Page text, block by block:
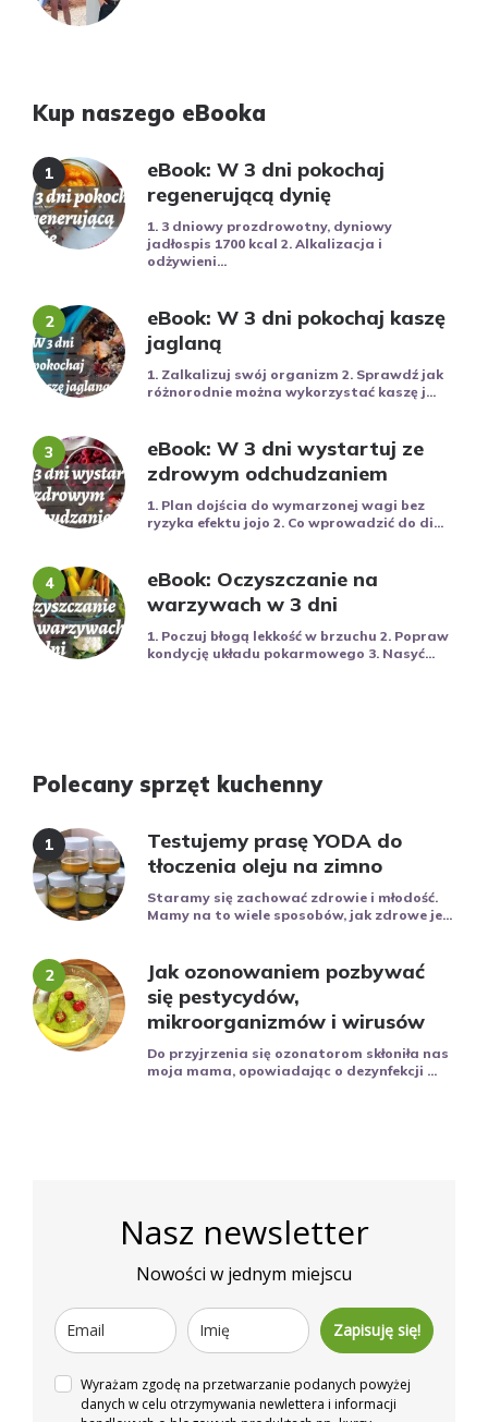
Kup naszego eBooka
eBook: W 3 dni pokochaj
regenerującą dynię
1. 3 dniowy prozdrowotny, dyniowy
jadłospis 1700 kcal 2. Alkalizacja i
odżywieni...
eBook: W 3 dni pokochaj kaszę
jaglaną
1. Zalkalizuj swój organizm 2. Sprawdź jak
różnorodnie można wykorzystać kaszę j...
eBook: W 3 dni wystartuj ze
zdrowym odchudzaniem
1. Plan dojścia do wymarzonej wagi bez
ryzyka efektu jojo 2. Co wprowadzić do di...
eBook: Oczyszczanie na
warzywach w 3 dni
1. Poczuj błogą lekkość w brzuchu 2. Popraw
kondycję układu pokarmowego 3. Nasyć...
Polecany sprzęt kuchenny
Testujemy prasę YODA do
tłoczenia oleju na zimno
Staramy się zachować zdrowie i młodość.
Mamy na to wiele sposobów, jak zdrowe je...
Jak ozonowaniem pozbywać
się pestycydów,
mikroorganizmów i wirusów
Do przyjrzenia się ozonatorom skłoniła nas
moja mama, opowiadając o dezynfekcji ...
Nasz newsletter
Nowości w jednym miejscu
Zapisuję się!
Wyrażam zgodę na przetwarzanie podanych powyżej
danych w celu otrzymywania newlettera i informacji